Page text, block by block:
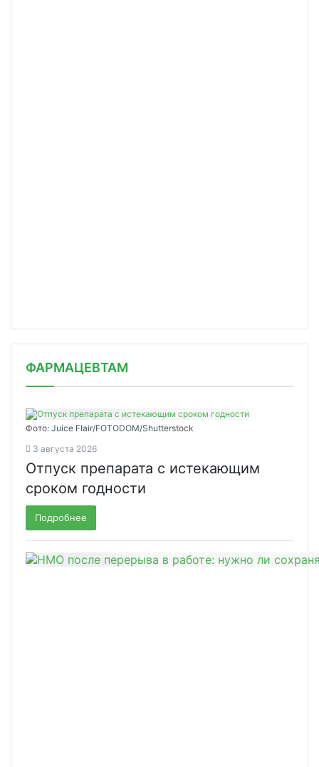
ФАРМАЦЕВТАМ
Фото: Juice Flair/FOTODOM/Shutterstoсk
3 августа 2026
Отпуск препарата с истекающим
сроком годности
Подробнее